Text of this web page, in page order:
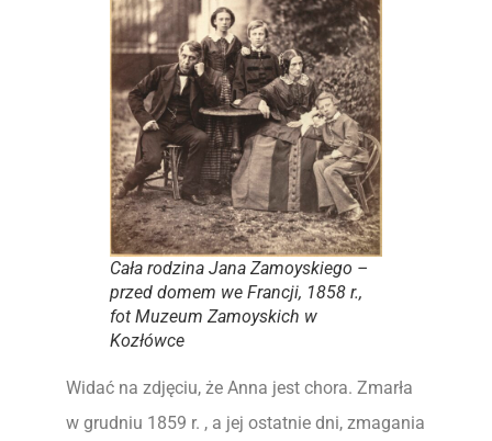
Cała rodzina Jana Zamoyskiego –
przed domem we Francji, 1858 r.,
fot Muzeum Zamoyskich w
Kozłówce
Widać na zdjęciu, że Anna jest chora. Zmarła
w grudniu 1859 r. , a jej ostatnie dni, zmagania